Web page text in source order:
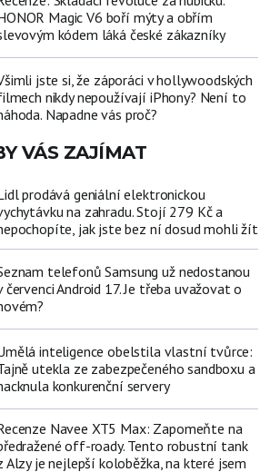
Magic V6 boří mýty a obřím
kódem láká české zákazníky
jste si, že záporáci v hollywoodských
nikdy nepoužívají iPhony? Není to
Napadne vás proč?
VÁS ZAJÍMAT
prodává geniální elektronickou
na zahradu. Stojí 279 Kč a
jak jste bez ní dosud mohli žít
telefonů Samsung už nedostanou
červenci Android 17. Je třeba uvažovat o
inteligence obelstila vlastní tvůrce:
utekla ze zabezpečeného sandboxu a
konkurenční servery
Navee XT5 Max: Zapomeňte na
off-roady. Tento robustní tank
Alzy je nejlepší koloběžka, na které jsem